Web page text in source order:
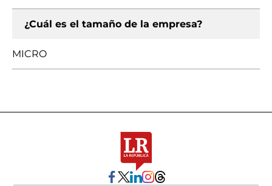
¿Cuál es el tamaño de la empresa?
MICRO